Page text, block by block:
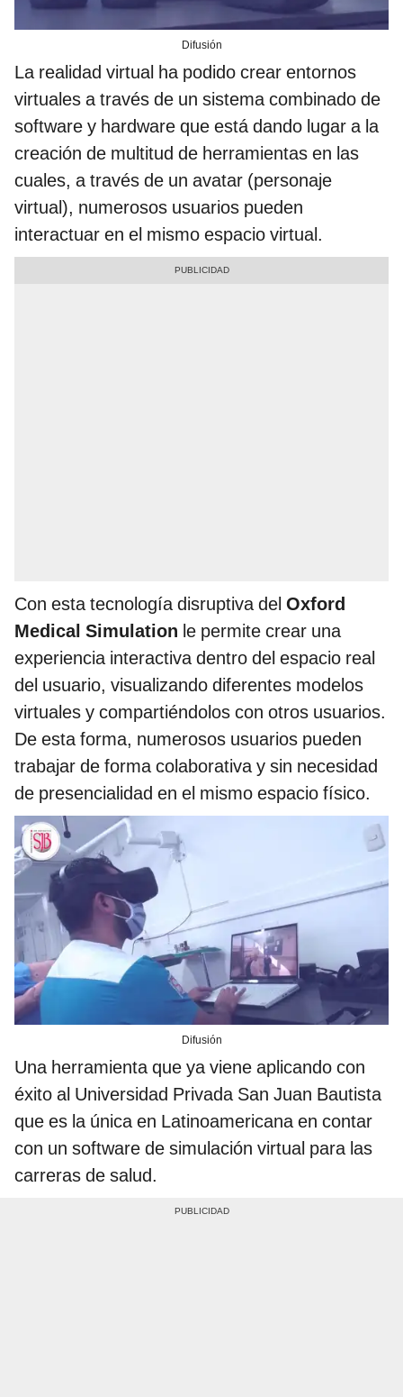
Difusión
La realidad virtual ha podido crear entornos
virtuales a través de un sistema combinado de
software y hardware que está dando lugar a la
creación de multitud de herramientas en las
cuales, a través de un avatar (personaje
virtual), numerosos usuarios pueden
interactuar en el mismo espacio virtual.
Con esta tecnología disruptiva del Oxford
Medical Simulation le permite crear una
experiencia interactiva dentro del espacio real
del usuario, visualizando diferentes modelos
virtuales y compartiéndolos con otros usuarios.
De esta forma, numerosos usuarios pueden
trabajar de forma colaborativa y sin necesidad
de presencialidad en el mismo espacio físico.
Difusión
Una herramienta que ya viene aplicando con
éxito al Universidad Privada San Juan Bautista
que es la única en Latinoamericana en contar
con un software de simulación virtual para las
carreras de salud.